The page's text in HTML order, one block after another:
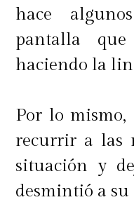
Cabe
información
grabaciones
Álvaro
fuera de
hace
pantalla
haciendo la
Por lo
recurrir a las
situación y
desmintió a su